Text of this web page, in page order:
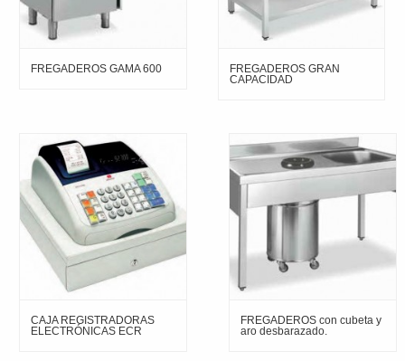
FREGADEROS GAMA 600
FREGADEROS GRAN
CAPACIDAD
CAJA REGISTRADORAS
ELECTRÓNICAS ECR
FREGADEROS con cubeta y
aro desbarazado.